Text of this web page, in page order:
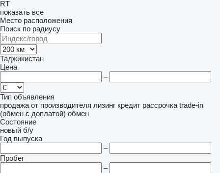
RT
показать все
Место расположения
Поиск по радиусу
Таджикистан
Цена
–
Тип объявления
продажа от производителя лизинг кредит рассрочка trade-in
(обмен с доплатой) обмен
Состояние
новый б/у
Год выпуска
–
Пробег
–